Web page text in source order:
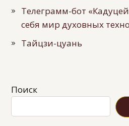
Телеграмм-бот
себя мир духовных
Тайцзи-цуань
Поиск